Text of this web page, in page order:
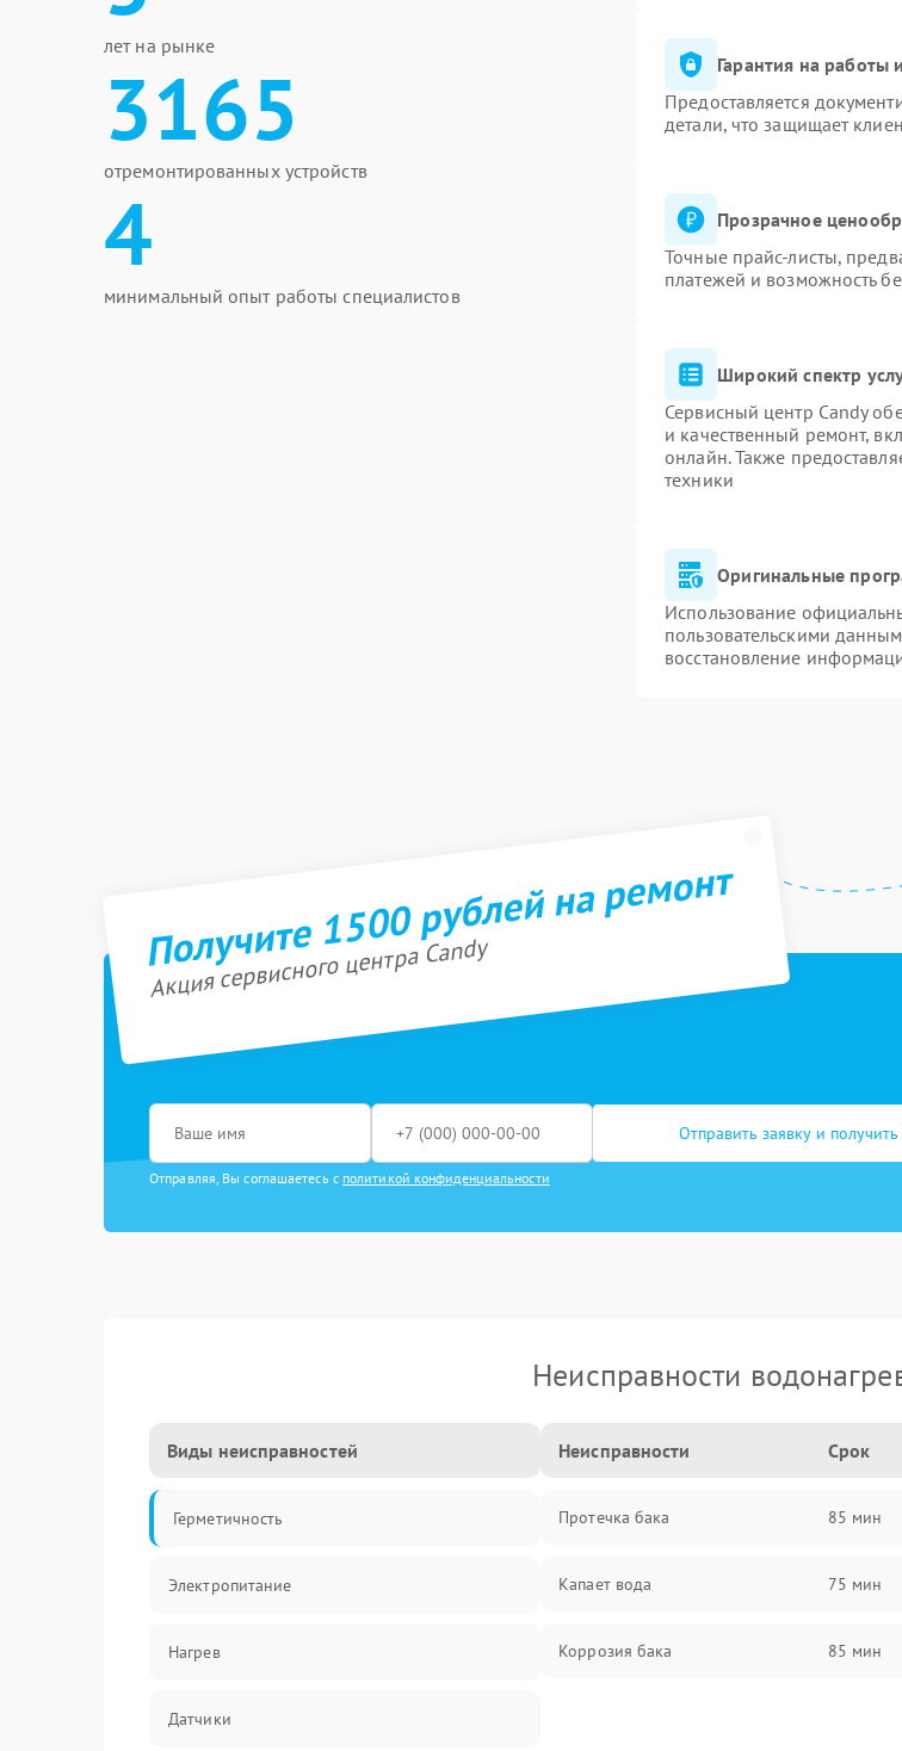
лет на рынке
3165
отремонтированных устройств
4
минимальный опыт работы специалистов
Гарантия на работы
Предоставляется
детали, что защищает
Прозрачное
Точные прайс-листы,
платежей и возможность
Широкий спектр
Сервисный центр Candy
и качественный ремонт,
онлайн. Также
техники
Оригинальные
Использование
пользовательскими
восстановление
Получите 1500 рублей на ремонт
Акция сервисного центра Candy
Отправить заявку и
Отправляя, Вы соглашаетесь с политикой конфиденциальности
Неисправности
Виды неисправностей
Герметичность
Электропитание
Нагрев
Датчики
Неисправности Срок
Протечка бака 85 мин
Капает вода 75 мин
Коррозия бака 85 мин